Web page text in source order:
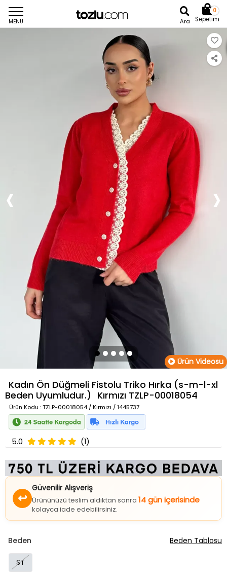
MENU Ara
0
Sepetim
Ürün Videosu
Kadın Ön Düğmeli Fistolu Triko Hırka (s-m-l-xl
Beden Uyumludur.) Kırmızı TZLP-00018054
Ürün Kodu : TZLP-00018054 / Kırmızı / 1445737
5.0 (1)
↩
Güvenilir Alışveriş
Ürününüzü teslim aldıktan sonra 14 gün içerisinde
kolayca iade edebilirsiniz.
Beden
ST
Beden Tablosu